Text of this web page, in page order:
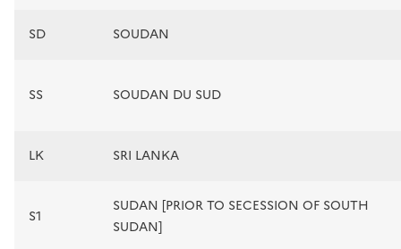
SD SOUDAN
SS SOUDAN DU SUD
LK SRI LANKA
S1
SUDAN [PRIOR TO SECESSION OF SOUTH
SUDAN]